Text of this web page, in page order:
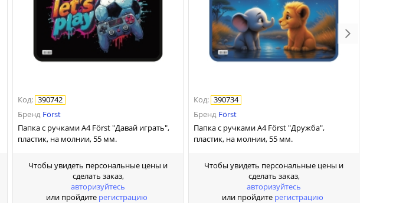
Код: 390742
Бренд Först
Папка с ручками А4 Först "Давай играть",
пластик, на молнии, 55 мм.
Чтобы увидеть персональные цены и
сделать заказ,
авторизуйтесь
или пройдите регистрацию
Код: 390734
Бренд Först
Папка с ручками А4 Först "Дружба",
пластик, на молнии, 55 мм.
Чтобы увидеть персональные цены и
сделать заказ,
авторизуйтесь
или пройдите регистрацию